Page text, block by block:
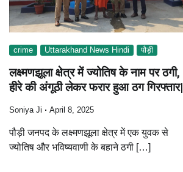
crime Uttarakhand News Hindi पौड़ी
लक्ष्मणझूला क्षेत्र में ज्योतिष के नाम पर ठगी,
हीरे की अंगूठी लेकर फरार हुआ ठग गिरफ्तार|
Soniya Ji April 8, 2025
पौड़ी जनपद के लक्ष्मणझूला क्षेत्र में एक युवक से
ज्योतिष और भविष्यवाणी के बहाने ठगी […]